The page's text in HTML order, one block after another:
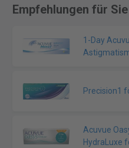
Empfehlungen für Sie
1-Day
Precision1
Acuvue
HydraLuxe